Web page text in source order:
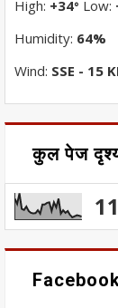
High: +34° Low:
Humidity: 64%
Wind: SSE - 15
कुल पेज